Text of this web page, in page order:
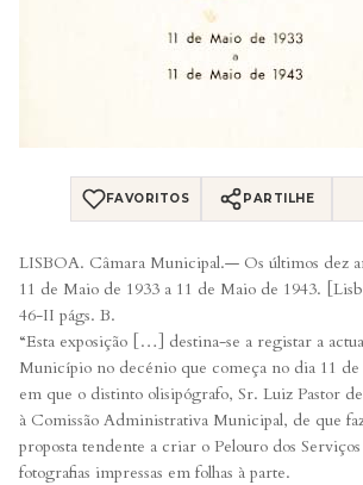
FAVORITOS PARTILHE
LISBOA. Câmara Municipal.— Os últimos dez
11 de Maio de 1933 a 11 de Maio de 1943.
46-II págs. B.
“Esta exposição […] destina-se a registar a
Município no decénio que começa no dia 11
em que o distinto olisipógrafo, Sr. Luiz Pastor
à Comissão Administrativa Municipal, de que
proposta tendente a criar o Pelouro dos
fotografias impressas em folhas à parte.